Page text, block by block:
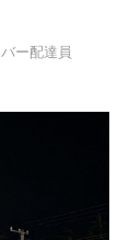
ー配達員